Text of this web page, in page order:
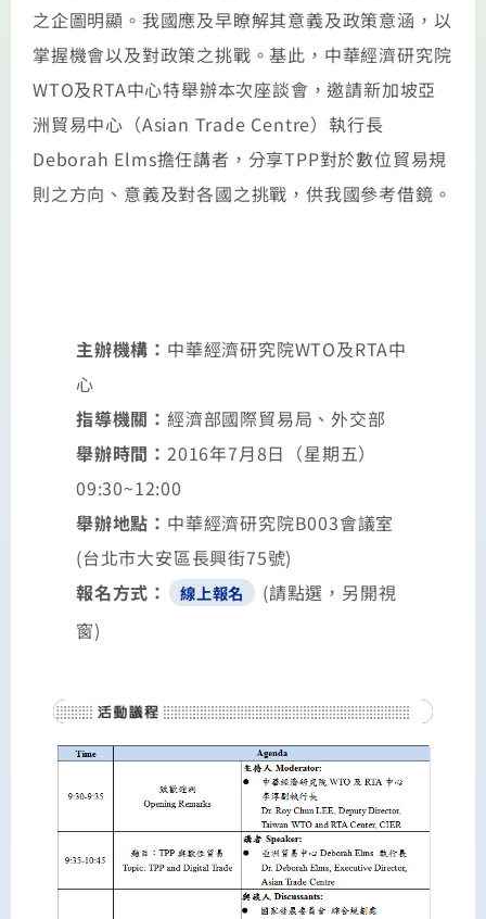
之企圖明顯。我國應及早瞭解其意義及政策意涵，以
掌握機會以及對政策之挑戰。基此，中華經濟研究院
WTO及RTA中心特舉辦本次座談會，邀請新加坡亞
洲貿易中心（Asian Trade Centre）執行長
Deborah Elms擔任講者，分享TPP對於數位貿易規
則之方向、意義及對各國之挑戰，供我國參考借鏡。
主辦機構： 中華經濟研究院WTO及RTA中
心
指導機關： 經濟部國際貿易局、外交部
舉辦時間： 2016年7月8日（星期五）
09:30~12:00
舉辦地點： 中華經濟研究院B003會議室
(台北市大安區長興街75號)
報名方式：
線上報名
(請點選，另開視
窗)